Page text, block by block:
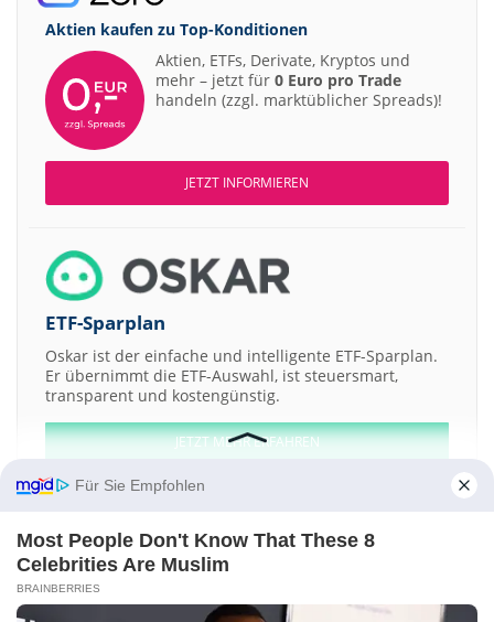
Aktien kaufen zu Top-Konditionen
Aktien, ETFs, Derivate, Kryptos und
mehr – jetzt für 0 Euro pro Trade
handeln (zzgl. marktüblicher Spreads)!
JETZT INFORMIEREN
ETF-Sparplan
Oskar ist der einfache und intelligente ETF-Sparplan.
Er übernimmt die ETF-Auswahl, ist steuersmart,
transparent und kostengünstig.
JETZT MEHR ERFAHREN
Aktien ATX DAX EuroStoxx 50
Für Sie Empfohlen
Most People Don't Know That These 8
Celebrities Are Muslim
BRAINBERRIES